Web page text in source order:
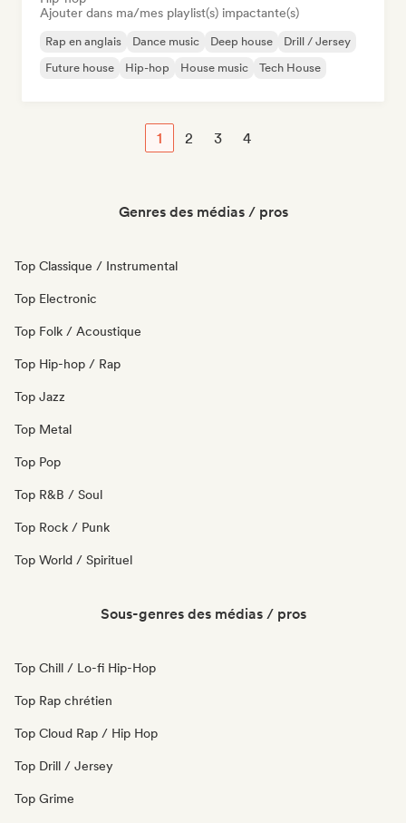
Ajouter dans ma/mes playlist(s) impactante(s)
Rap en anglais Dance music Deep house
Drill / Jersey
Future house
Hip-hop House music Tech House
1 2 3 4
Genres des médias / pros
Top Classique / Instrumental
Top Electronic
Top Folk / Acoustique
Top Hip-hop / Rap
Top Jazz
Top Metal
Top Pop
Top R&B / Soul
Top Rock / Punk
Top World / Spirituel
Sous-genres des médias / pros
Top Chill / Lo-fi Hip-Hop
Top Rap chrétien
Top Cloud Rap / Hip Hop
Top Drill / Jersey
Top Grime